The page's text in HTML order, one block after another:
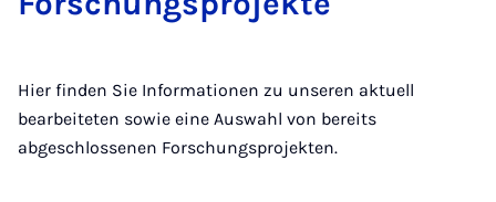
Hier finden Sie Informationen zu unseren aktuell
bearbeiteten sowie eine Auswahl von bereits
abgeschlossenen Forschungsprojekten.